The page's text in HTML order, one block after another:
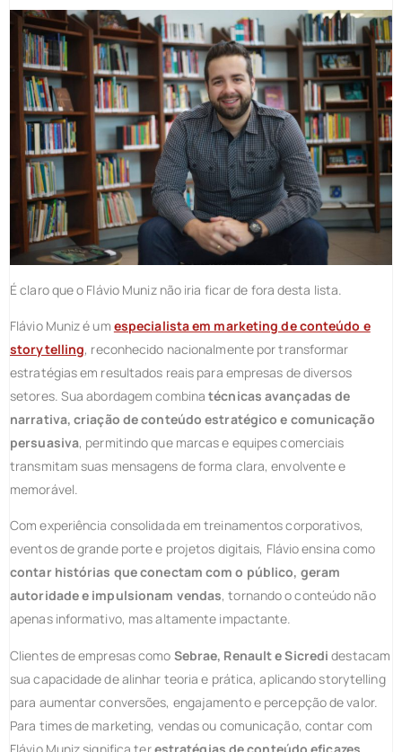
É claro que o Flávio Muniz não iria ficar de fora desta lista.
Flávio Muniz é um especialista em marketing de conteúdo e
storytelling, reconhecido nacionalmente por transformar
estratégias em resultados reais para empresas de diversos
setores. Sua abordagem combinatécnicas avançadas de
narrativa, criação de conteúdo estratégico e comunicação
persuasiva, permitindo que marcas e equipes comerciais
transmitam suas mensagens de forma clara, envolvente e
memorável.
Com experiência consolidada em treinamentos corporativos,
eventos de grande porte e projetos digitais, Flávio ensina como
contar histórias que conectam com o público, geram
autoridade e impulsionam vendas, tornando o conteúdo não
apenas informativo, mas altamente impactante.
Clientes de empresas como Sebrae, Renault e Sicredi destacam
sua capacidade de alinhar teoria e prática, aplicando storytelling
para aumentar conversões, engajamento e percepção de valor.
Para times de marketing, vendas ou comunicação, contar com